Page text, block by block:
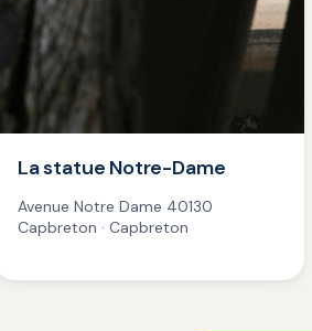
La statue Notre-Dame
Avenue Notre Dame 40130
Capbreton · Capbreton